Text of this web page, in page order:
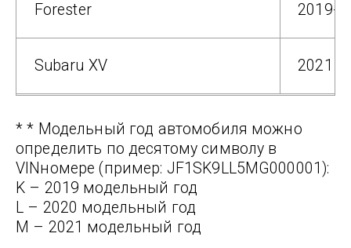
Forester 2019-
Subaru XV 2021
* * Модельный год автомобиля можно
определить по десятому символу в
VINномере (пример: JF1SK9LL5MG000001):
K – 2019 модельный год
L – 2020 модельный год
M – 2021 модельный год